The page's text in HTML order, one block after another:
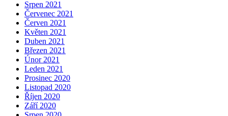
Srpen 2021
Červenec 2021
Červen 2021
Květen 2021
Duben 2021
Březen 2021
Únor 2021
Leden 2021
Prosinec 2020
Listopad 2020
Říjen 2020
Září 2020